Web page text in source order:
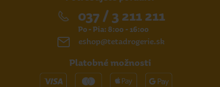
037 / 3 211 211
Po - Pia: 8:00 - 16:00
eshop@tetadrogerie.sk
Platobné možnosti